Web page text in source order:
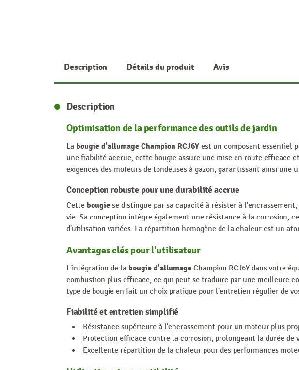
Description Détails du produit Avis
Description
Optimisation de la performance des outils de jardin
La bougie d'allumage Champion RCJ6Y est un composant essentiel
une fiabilité accrue, cette bougie assure une mise en route efficace
exigences des moteurs de tondeuses à gazon, garantissant ainsi
Conception robuste pour une durabilité accrue
Cette bougie se distingue par sa capacité à résister à
vie. Sa conception intègre également une résistance à la corrosion,
d'utilisation variées. La répartition homogène de la chaleur est un
Avantages clés pour l'utilisateur
L'intégration de la bougie d'allumage Champion RCJ6Y dans votre
combustion plus efficace, ce qui peut se traduire par une meilleure
type de bougie en fait un choix pratique pour l'entretien régulier de
Fiabilité et entretien simplifié
Résistance supérieure à l'encrassement pour un moteur plus
Protection efficace contre la corrosion, prolongeant la durée de
Excellente répartition de la chaleur pour des performances